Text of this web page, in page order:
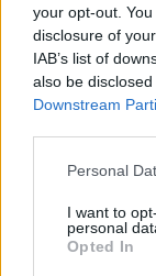
your opt-out.
disclosure of
IAB’s list of
also be
Downstream
Personal
I want to
personal
Opted In
Pokud TOP 09 v
hnutí ANO mít dvě
je KSČM ,Piráty či
po Svatopluku
Komentáře